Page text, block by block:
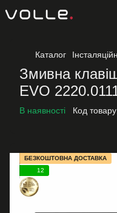
Каталог
Змивна
EVO
В наявності Код
БЕЗКОШТОВНА ДОСТАВКА
12